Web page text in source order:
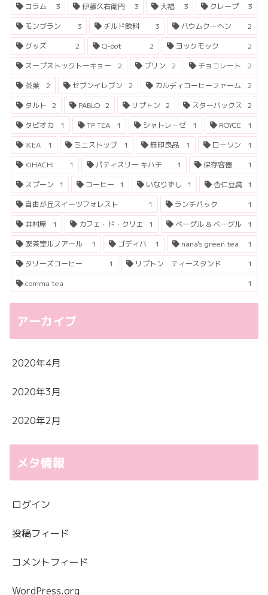
コラム
3 伊藤久右衛門 3 大福 3 クレープ
3
モンブラン
3 チルド飲料 3 バウムクーヘン
2
グッズ
2 Q-pot 2 ヨックモック
2
スープストックトーキョー
2 プリン 2 チョコレート
2
茶葉
2 セブンイレブン 2 カルディコーヒーファーム
2
タルト 2 PABLO 2 リプトン 2 スターバックス 2
タピオカ
1 TP TEA 1 シャトレーゼ 1 ROYCE
1
IKEA
1 ミニストップ 1 無印良品 1 ローソン
1
KIHACHI
1 パティスリー キハチ 1 保存容器
1
スプーン
1 コーヒー 1 いなりずし 1 杏仁豆腐 1
自由が丘スイーツフォレスト
1 ランチパック
1
井村屋
1 カフェ・ド・クリエ 1 ベーグル & ベーグル
1
喫茶室ルノアール
1 ゴディバ 1 nana's green tea
1
タリーズコーヒー
1 リプトン ティースタンド
1
comma tea
1
アーカイブ
2020年4月
2020年3月
2020年2月
メタ情報
ログイン
投稿フィード
コメントフィード
WordPress.org